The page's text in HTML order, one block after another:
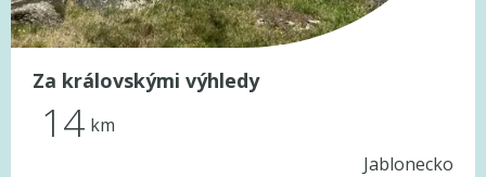
Za královskými výhledy
14 km
Jablonecko